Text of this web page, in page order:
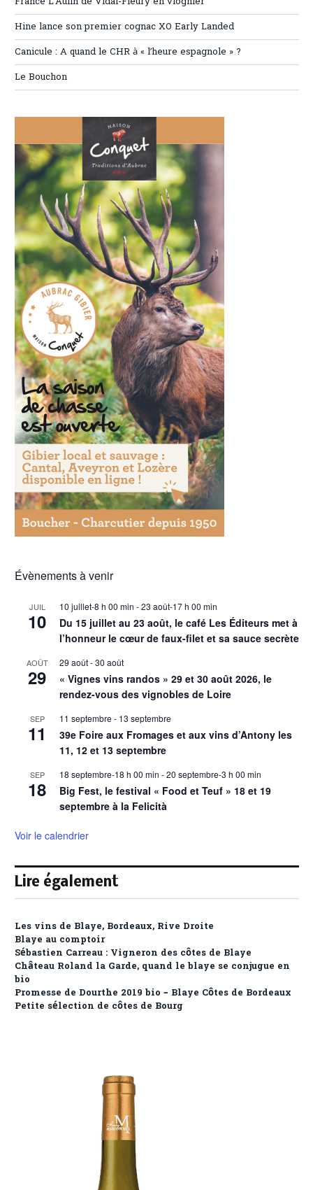
Hine lance son premier cognac XO Early Landed
Canicule : A quand le CHR à « l’heure espagnole » ?
Le Bouchon
Évènements à venir
JUIL
10
10 juillet-8 h 00 min -23 août-17 h 00 min
Du 15 juillet au 23 août, le café Les Éditeurs met à
l’honneur le cœur de faux-filet et sa sauce secrète
AOÛT
29
29 août-30 août
« Vignes vins randos » 29 et 30 août 2026, le
rendez-vous des vignobles de Loire
SEP
11
11 septembre - 13 septembre
39e Foire aux Fromages et aux vins d’Antony les
11, 12 et 13 septembre
SEP
18
18 septembre-18 h 00 min -20 septembre-3 h 00 min
Big Fest, le festival « Food et Teuf » 18 et 19
septembre à la Felicità
Voir le calendrier
Lire également
Les vins de Blaye, Bordeaux, Rive Droite
Blaye au comptoir
Sébastien Carreau : Vigneron des côtes de Blaye
Château Roland la Garde, quand le blaye se conjugue en
bio
Promesse de Dourthe 2019 bio – Blaye Côtes de Bordeaux
Petite sélection de côtes de Bourg